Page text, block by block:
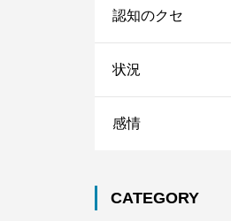
日本医師会さまより
2021.09.11
認知のクセ
状況
感情
CATEGORY